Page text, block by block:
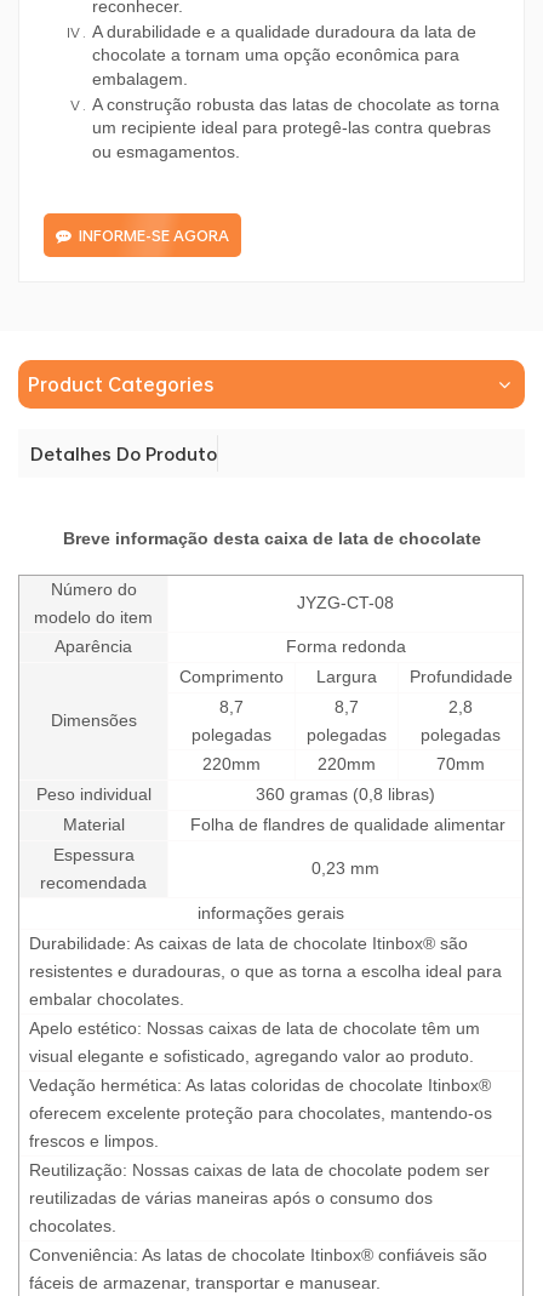
reconhecer.
A durabilidade e a qualidade duradoura da lata de
chocolate a tornam uma opção econômica para
embalagem.
A construção robusta das latas de chocolate as torna
um recipiente ideal para protegê-las contra quebras
ou esmagamentos.
INFORME-SE AGORA
Product Categories
Detalhes Do Produto
Breve informação desta caixa de lata de chocolate
Número do
modelo do item
JYZG-CT-08
Aparência Forma redonda
Dimensões
Comprimento Largura
Profundidade
8,7
polegadas
8,7
polegadas
2,8
polegadas
220mm
220mm
70mm
Peso individual
360 gramas (0,8 libras)
Material
Folha de flandres de qualidade alimentar
Espessura
recomendada
0,23 mm
informações gerais
Durabilidade: As caixas de lata de chocolate Itinbox® são
resistentes e duradouras, o que as torna a escolha ideal para
embalar chocolates.
Apelo estético: Nossas caixas de lata de chocolate têm um
visual elegante e sofisticado, agregando valor ao produto.
Vedação hermética: As latas coloridas de chocolate Itinbox®
oferecem excelente proteção para chocolates, mantendo-os
frescos e limpos.
Reutilização: Nossas caixas de lata de chocolate podem ser
reutilizadas de várias maneiras após o consumo dos
chocolates.
Conveniência: As latas de chocolate Itinbox® confiáveis são
fáceis de armazenar, transportar e manusear.